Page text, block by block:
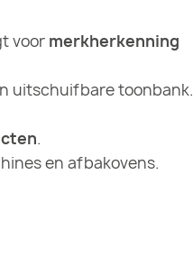
voor merkherkenning
uitschuifbare toonbank.
.
en afbakovens.